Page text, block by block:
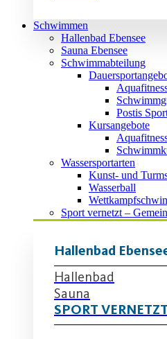
Schwimmen
Hallenbad Ebensee
Sauna Ebensee
Schwimmabteilung
Postis
Kursangebote
Wassersportarten
Kunst- und
Wasserball
Sport vernetzt –
Hallenbad
Hallenbad
Sauna
SPORT VERNETZT